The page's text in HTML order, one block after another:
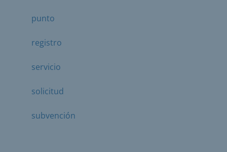
punto
registro
servicio
solicitud
subvención